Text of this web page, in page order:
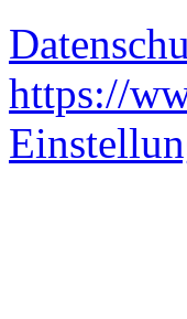
https://